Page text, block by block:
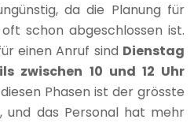
da die Planung für
schon abgeschlossen ist.
einen Anruf sind Dienstag
zwischen 10 und 12 Uhr
Phasen ist der grösste
und das Personal hat mehr